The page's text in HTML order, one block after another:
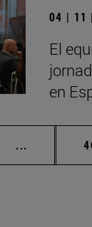
04 | 11
El
en
... Páginas